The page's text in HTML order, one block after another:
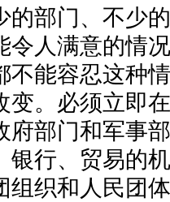
的部门、不少
令人满意的情
不能容忍这种
变。必须立即
府部门和军事
银行、贸易的
组织和人民团